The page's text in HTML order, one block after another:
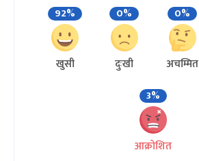
92%
खुसी
0%
दुःखी
0%
अचम्मित
3%
आक्रोशित